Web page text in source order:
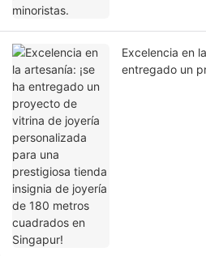
Excelencia en
entregado un